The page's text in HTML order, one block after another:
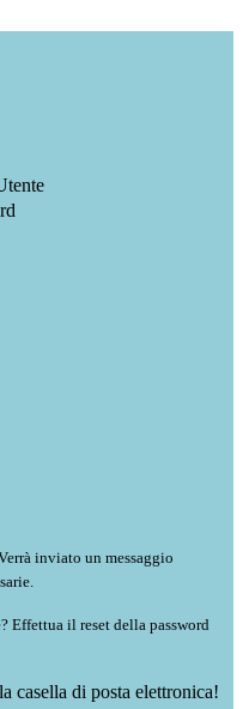
inviato un messaggio
Effettua il reset della password
casella di posta elettronica!